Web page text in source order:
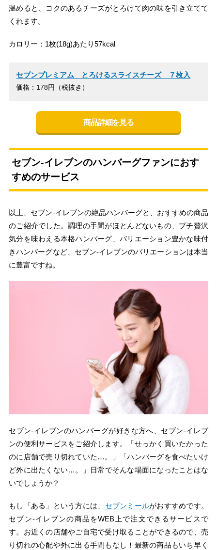
温めると、コクのあるチーズがとろけて肉の味を引き立てて
くれます。
カロリー：1枚(18g)あたり57kcal
セブンプレミアム とろけるスライスチーズ ７枚入
価格：178円（税抜き）
商品詳細を見る
セブン‐イレブンのハンバーグファンにおす
すめのサービス
以上、セブン‐イレブンの絶品ハンバーグと、おすすめの商品
のご紹介でした。調理の手間がほとんどないもの、プチ贅沢
気分を味わえる本格ハンバーグ、バリエーション豊かな味付
きハンバーグなど、セブン‐イレブンのバリエーションは本当
に豊富ですね。
セブン‐イレブンのハンバーグが好きな方へ、セブン‐イレブ
ンの便利サービスをご紹介します。「せっかく買いたかった
のに店舗で売り切れていた…。」「ハンバーグを食べたいけ
ど外に出たくない…。」日常でそんな場面になったことはな
いでしょうか？
もし「ある」という方には、 セブンミールがおすすめです。
セブン‐イレブンの商品をWEB上で注文できるサービスで
す。お近くの店舗やご自宅で受け取ることができるので、売
り切れの心配や外に出る手間もなし！最新の商品もいち早く